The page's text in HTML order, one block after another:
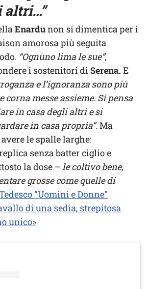
altri…”
Enardunon si dimentica per i
amorosa più seguita
“Ognuno lima le sue”,
i sostenitori diSerena. E
e l’ignoranza sono più
corna messe assieme. Si pensa
in casa degli altri e si
in casa propria”.Ma
le spalle larghe:
senza batter ciglio e
la dose – le coltivo bene,
grosse come quelle di
“Uomini e Donne”
di una sedia, strepitosa
unico»